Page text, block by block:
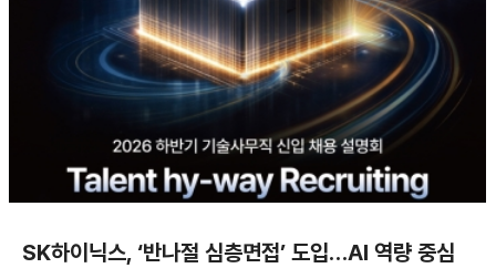
SK하이닉스, ‘반나절 심층면접’ 도입…AI 역량 중심